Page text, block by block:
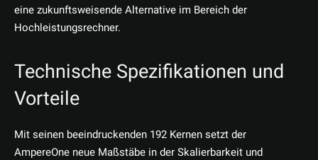
eine zukunftsweisende Alternative im Bereich der
Hochleistungsrechner.
Technische Spezifikationen und
Vorteile
Mit seinen beeindruckenden 192 Kernen setzt der
AmpereOne neue Maßstäbe in der Skalierbarkeit und